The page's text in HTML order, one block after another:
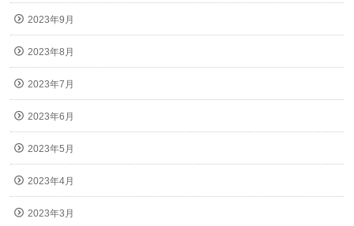
2023年9月
2023年8月
2023年7月
2023年6月
2023年5月
2023年4月
2023年3月